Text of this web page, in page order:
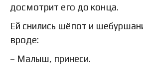
досмотрит его до конца.
Ей снились шёпот и
вроде:
– Малыш, принеси.